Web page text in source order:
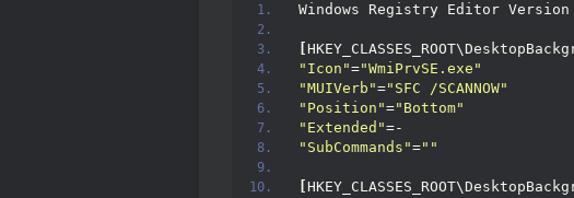
Windows Registry Editor Version
"Icon"="WmiPrvSE.exe"
"MUIVerb"="SFC /SCANNOW"
"Position"="Bottom"
"Extended"=-
"SubCommands"=""